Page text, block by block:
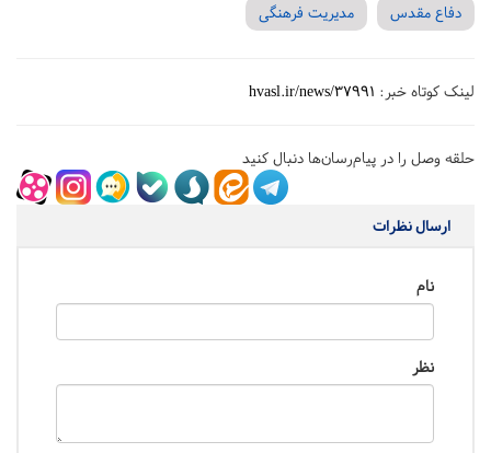
دفاع مقدس
مدیریت فرهنگی
لینک کوتاه خبر: hvasl.ir/news/37991
حلقه وصل را در پیام‌رسان‌ها دنبال کنید
ارسال نظرات
نام
نظر